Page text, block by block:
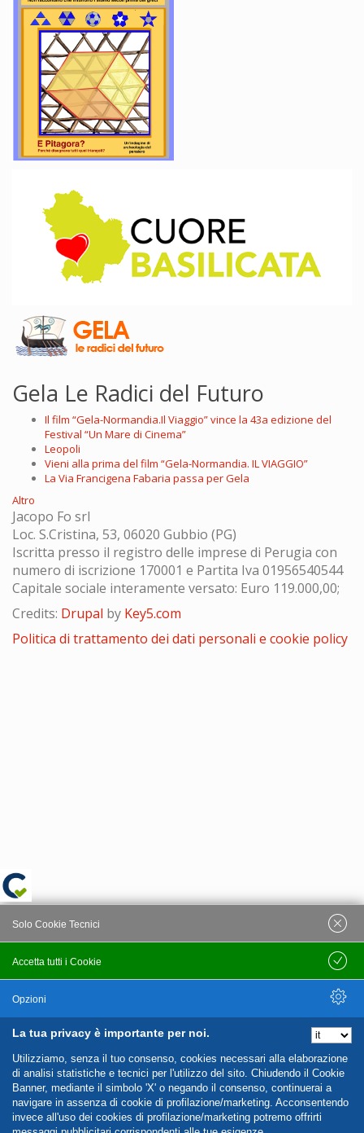
Gela Le Radici del Futuro
Il film “Gela-Normandia.Il Viaggio” vince la 43a edizione del
Festival “Un Mare di Cinema”
Leopoli
Vieni alla prima del film “Gela-Normandia. IL VIAGGIO”
La Via Francigena Fabaria passa per Gela
Altro
Jacopo Fo srl
Loc. S.Cristina, 53, 06020 Gubbio (PG)
Iscritta presso il registro delle imprese di Perugia con
numero di iscrizione 170001 e Partita Iva 01956540544
Capitale sociale interamente versato: Euro 119.000,00;
Credits: Drupal by Key5.com
Politica di trattamento dei dati personali e cookie policy
La tua privacy è importante per noi.
Utilizziamo, senza il tuo consenso, cookies necessari alla elaborazione
di analisi statistiche e tecnici per l'utilizzo del sito. Chiudendo il Cookie
Banner, mediante il simbolo 'X' o negando il consenso, continuerai a
navigare in assenza di cookie di profilazione/marketing. Acconsentendo
invece all'uso dei cookies di profilazione/marketing potremo offrirti
Accetta tutti i Cookie
Solo Cookie Tecnici
Salva
Opzioni
Nascondi Opzioni